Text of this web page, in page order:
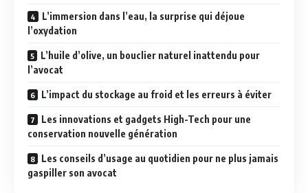
L’immersion dans l’eau, la surprise qui déjoue
l’oxydation
L’huile d’olive, un bouclier naturel inattendu pour
l’avocat
L’impact du stockage au froid et les erreurs à éviter
Les innovations et gadgets High-Tech pour une
conservation nouvelle génération
Les conseils d’usage au quotidien pour ne plus jamais
gaspiller son avocat